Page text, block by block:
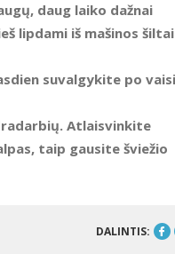
daug laiko dažnai
lipdami iš mašinos šiltai
suvalgykite po
Atlaisvinkite
taip gausite šviežio
DALINTIS: